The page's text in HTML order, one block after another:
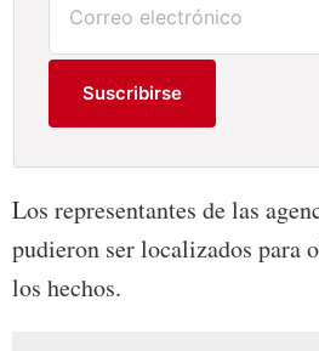
Suscribirse
Los representantes de las
pudieron ser localizados para
los hechos.